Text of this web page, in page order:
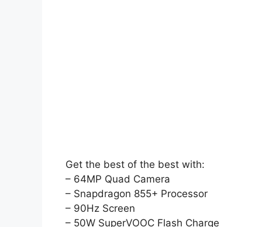
Get the best of the best with:
– 64MP Quad Camera
– Snapdragon 855+ Processor
– 90Hz Screen
– 50W SuperVOOC Flash Charge